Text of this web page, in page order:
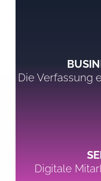
Die Verfassung
Digitale